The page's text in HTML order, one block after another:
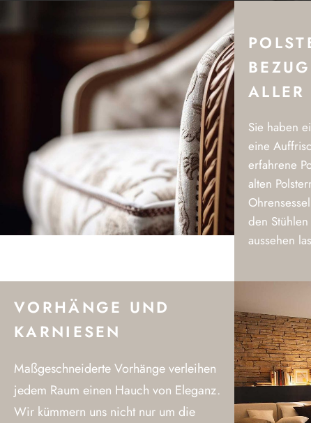
ALLER
Sie haben
eine
erfahrene
alten
den
aussehen
VORHÄNGE UND
KARNIESEN
Maßgeschneiderte Vorhänge verleihen
jedem Raum einen Hauch von Eleganz.
Wir kümmern uns nicht nur um die